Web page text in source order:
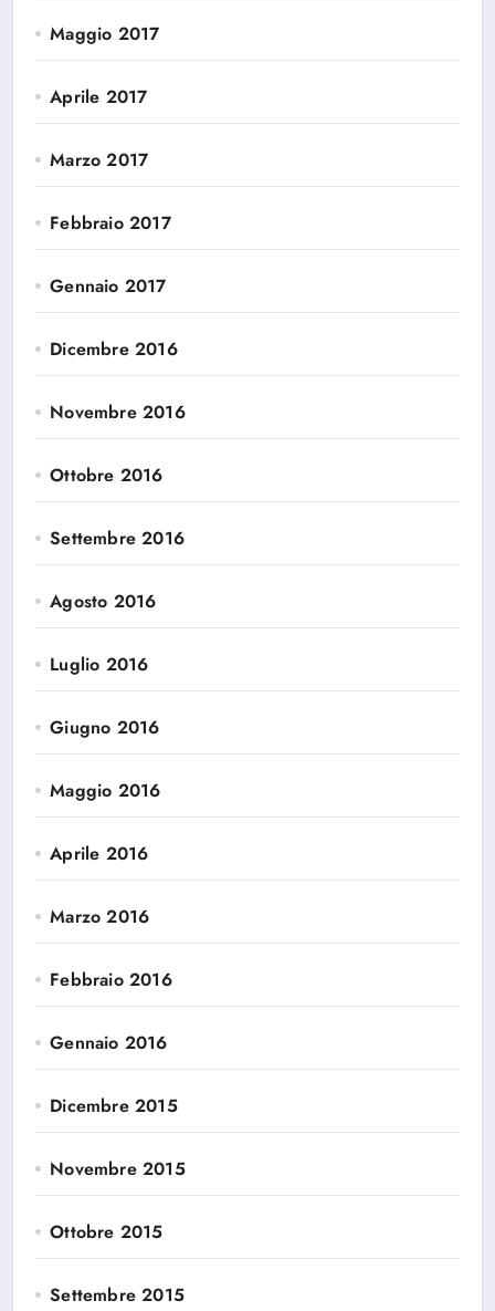
Maggio 2017
Aprile 2017
Marzo 2017
Febbraio 2017
Gennaio 2017
Dicembre 2016
Novembre 2016
Ottobre 2016
Settembre 2016
Agosto 2016
Luglio 2016
Giugno 2016
Maggio 2016
Aprile 2016
Marzo 2016
Febbraio 2016
Gennaio 2016
Dicembre 2015
Novembre 2015
Ottobre 2015
Settembre 2015